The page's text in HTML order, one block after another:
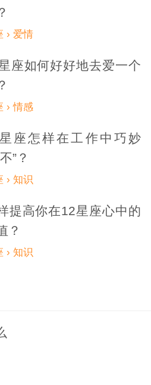
› 爱情
座如何好好地去爱一个
› 情感
座怎样在工作中巧妙
”？
› 知识
提高你在12星座心中的
？
› 知识